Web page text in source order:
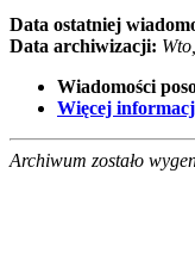
Data ostatniej
Data archiwizacji:
Wiadomości
Więcej
Archiwum zostało